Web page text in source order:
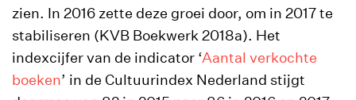
zien. In 2016 zette deze groei door, om in 2017 te
stabiliseren (KVB Boekwerk 2018a). Het
indexcijfer van de indicator ‘Aantal verkochte
boeken’ in de Cultuurindex Nederland stijgt